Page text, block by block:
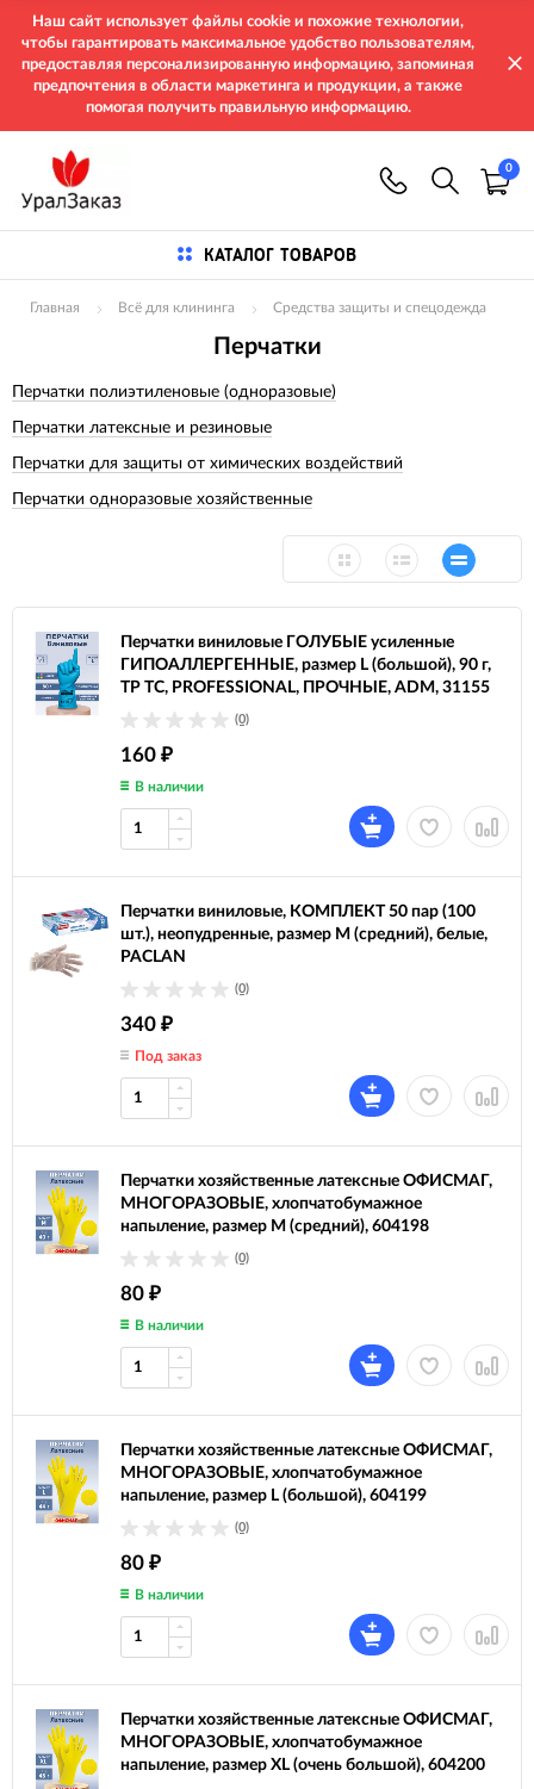
Наш сайт использует файлы cookie и похожие технологии,
чтобы гарантировать максимальное удобство пользователям,
предоставляя персонализированную информацию, запоминая
предпочтения в области маркетинга и продукции, а также
помогая получить правильную информацию.
0
КАТАЛОГ ТОВАРОВ
Главная Всё для клининга Средства защиты и спецодежда
Перчатки
Перчатки полиэтиленовые (одноразовые)
Перчатки латексные и резиновые
Перчатки для защиты от химических воздействий
Перчатки одноразовые хозяйственные
Перчатки виниловые ГОЛУБЫЕ усиленные
ГИПОАЛЛЕРГЕННЫЕ, размер L (большой), 90 г,
ТР ТС, PROFESSIONAL, ПРОЧНЫЕ, ADM, 31155
(0)
160 ₽
В наличии
Перчатки виниловые, КОМПЛЕКТ 50 пар (100
шт.), неопудренные, размер M (средний), белые,
PACLAN
(0)
340 ₽
Под заказ
Перчатки хозяйственные латексные ОФИСМАГ,
МНОГОРАЗОВЫЕ, хлопчатобумажное
напыление, размер М (средний), 604198
(0)
80 ₽
В наличии
Перчатки хозяйственные латексные ОФИСМАГ,
МНОГОРАЗОВЫЕ, хлопчатобумажное
напыление, размер L (большой), 604199
(0)
80 ₽
В наличии
Перчатки хозяйственные латексные ОФИСМАГ,
МНОГОРАЗОВЫЕ, хлопчатобумажное
напыление, размер XL (очень большой), 604200